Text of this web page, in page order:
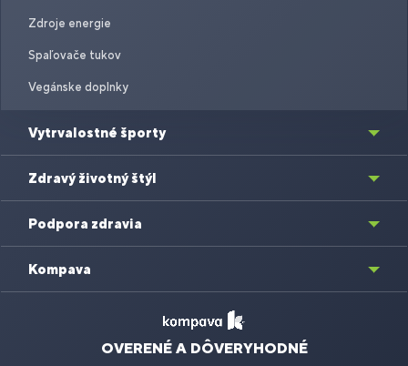
Zdroje energie
Spaľovače tukov
Vegánske doplnky
Vytrvalostné športy
Zdravý životný štýl
Podpora zdravia
Kompava
OVERENÉ A DÔVERYHODNÉ